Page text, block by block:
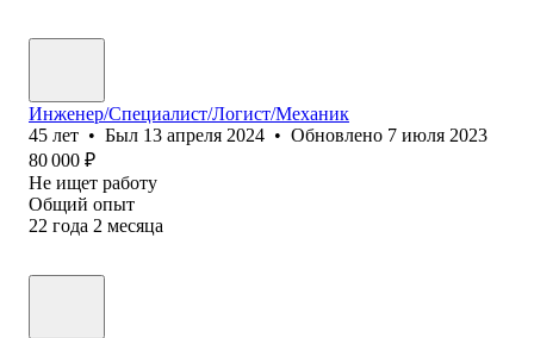
Инженер/Специалист/Логист/Механик
45 лет • Был 13 апреля 2024 • Обновлено 7 июля 2023
80 000 ₽
Не ищет работу
Общий опыт
22 года 2 месяца